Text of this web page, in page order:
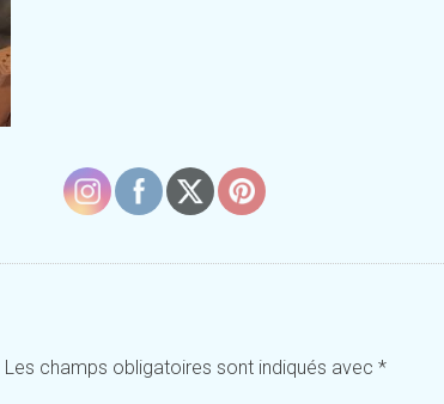
Les champs obligatoires sont indiqués avec *